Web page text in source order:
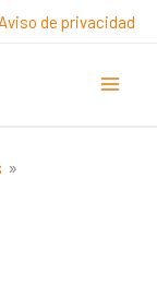
Aviso de privacidad